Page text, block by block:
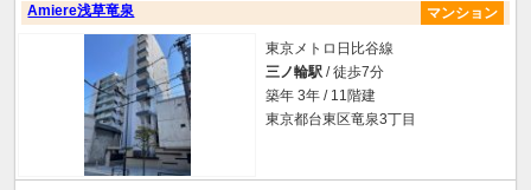
Amiere浅草竜泉 マンション
東京メトロ日比谷線
三ノ輪駅 / 徒歩7分
築年 3年 / 11階建
東京都台東区竜泉3丁目